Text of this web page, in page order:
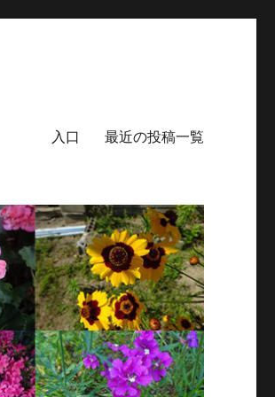
入口 最近の投稿一覧